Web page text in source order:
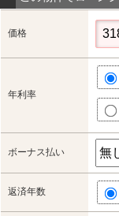
価格
年利率
ボーナス払い
返済年数